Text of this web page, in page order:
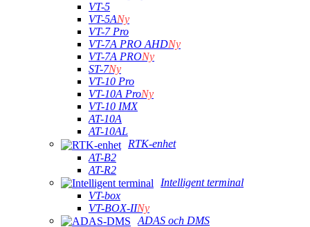
VT-5
VT-5ANy
VT-7 Pro
VT-7A PRO AHDNy
VT-7A PRONy
ST-7Ny
VT-10 Pro
VT-10A ProNy
VT-10 IMX
AT-10A
AT-10AL
RTK-enhet
AT-B2
AT-R2
Intelligent terminal
VT-box
VT-BOX-IINy
ADAS och DMS